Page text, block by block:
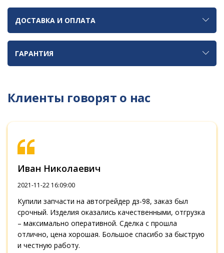
ДОСТАВКА И ОПЛАТА
ГАРАНТИЯ
Клиенты говорят о нас
Иван Николаевич
2021-11-22 16:09:00
Купили запчасти на автогрейдер дз-98, заказ был
срочный. Изделия оказались качественными, отгрузка
– максимально оперативной. Сделка с прошла
отлично, цена хорошая. Большое спасибо за быструю
и честную работу.